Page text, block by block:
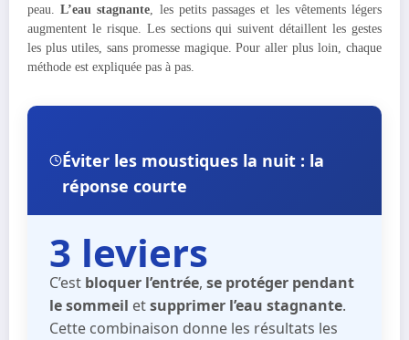
peau.L’eau stagnante, les petits passages et les vêtements légers
augmentent le risque. Les sections qui suivent détaillent les gestes
les plus utiles, sans promesse magique. Pour aller plus loin, chaque
méthode est expliquée pas à pas.
Éviter les moustiques la nuit : la
réponse courte
3 leviers
C’est bloquer l’entrée, se protéger pendant
le sommeil etsupprimer l’eau stagnante.
Cette combinaison donne les résultats les